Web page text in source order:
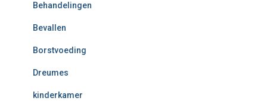
Behandelingen
Bevallen
Borstvoeding
Dreumes
kinderkamer